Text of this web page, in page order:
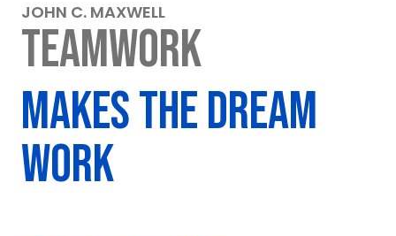
JOHN C. MAXWELL
TEAMWORK
MAKES THE DREAM
WORK